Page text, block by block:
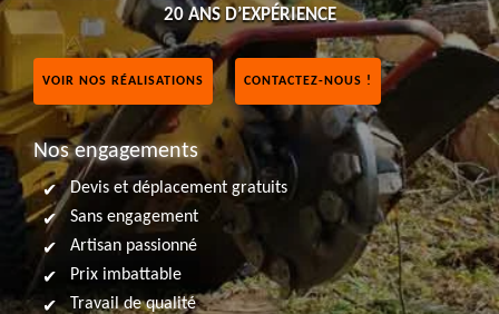
20 ANS D’EXPÉRIENCE
VOIR NOS RÉALISATIONS CONTACTEZ-NOUS !
Nos engagements
Devis et déplacement gratuits
Sans engagement
Artisan passionné
Prix imbattable
Travail de qualité